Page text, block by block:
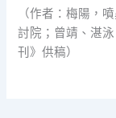
（作者：梅陽，
討院；曾靖、湛
刊》供稿）